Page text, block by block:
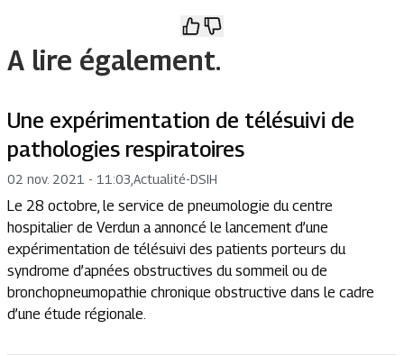
A lire également.
Une expérimentation de télésuivi de
pathologies respiratoires
02 nov. 2021 - 11:03 Actualité-DSIH
Le 28 octobre, le service de pneumologie du centre
hospitalier de Verdun a annoncé le lancement d’une
expérimentation de télésuivi des patients porteurs du
syndrome d’apnées obstructives du sommeil ou de
bronchopneumopathie chronique obstructive dans le cadre
d’une étude régionale.